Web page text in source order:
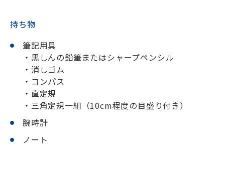
持ち物
筆記用具
・黒しんの鉛筆またはシャープペンシル
・消しゴム
・コンパス
・直定規
・三角定規一組（10cm程度の目盛り付き）
腕時計
ノート